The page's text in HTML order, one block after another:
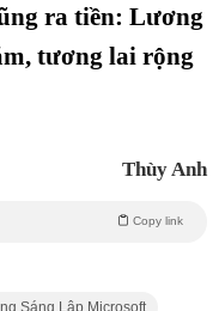
ra tiền: Lương
tương lai rộng
Thùy Anh
Copy link
Sáng Lập Microsoft